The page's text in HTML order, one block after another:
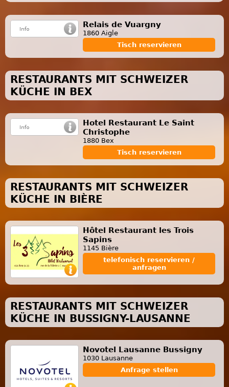
Relais de Vuargny
1860 Aigle
Tisch reservieren
RESTAURANTS MIT SCHWEIZER
KÜCHE IN BEX
Hotel Restaurant Le Saint
Christophe
1880 Bex
Tisch reservieren
RESTAURANTS MIT SCHWEIZER
KÜCHE IN BIÈRE
Hôtel Restaurant les Trois
Sapins
1145 Bière
telefonisch reservieren /
anfragen
RESTAURANTS MIT SCHWEIZER
KÜCHE IN BUSSIGNY-LAUSANNE
Novotel Lausanne Bussigny
1030 Lausanne
Anfrage stellen